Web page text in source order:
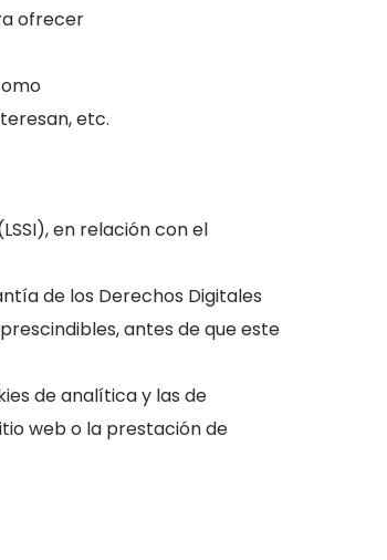
ofrecer
etc.
en relación con el
de los Derechos Digitales
antes de que este
de analítica y las de
web o la prestación de